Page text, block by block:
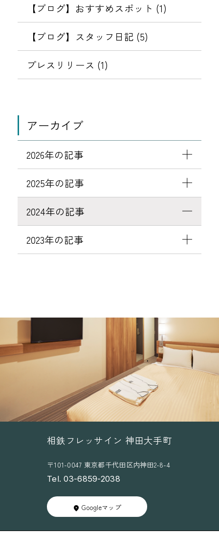
イ
に
誘
導
す
る
メ
ッ
セ
ー
の
お
【ブログ】おすすめスポット (1)
【ブログ】スタッフ日記 (5)
プレスリリース (1)
アーカイブ
2026年の記事
2025年の記事
2024年の記事
2023年の記事
相鉄フレッサイン 神田大手町
〒101-0047 東京都千代田区内神田2-8-4
Tel. 03-6859-2038
Googleマップ